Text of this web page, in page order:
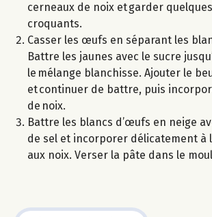
cerneaux de noix et garder
croquants.
Casser les œufs en séparant les
Battre les jaunes avec le sucre
le mélange blanchisse. Ajouter le
et continuer de battre, puis
de noix.
Battre les blancs d’œufs en neige
de sel et incorporer délicatement à
aux noix. Verser la pâte dans le